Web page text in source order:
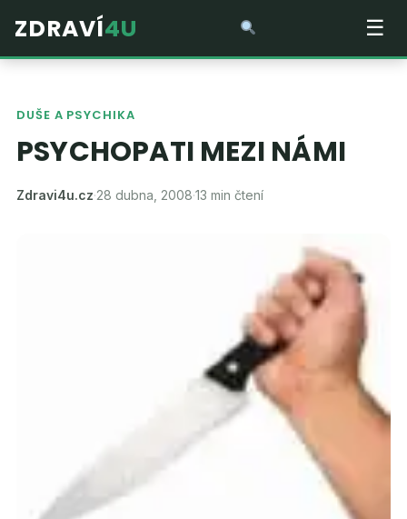
ZDRAVÍ4U ☰
DUŠE A PSYCHIKA
PSYCHOPATI MEZI NÁMI
Zdravi4u.cz·28 dubna, 2008·13 min čtení